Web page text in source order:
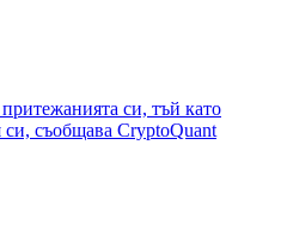
си, тъй като
си, съобщава CryptoQuant